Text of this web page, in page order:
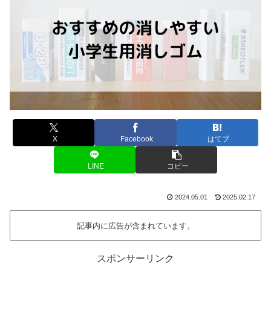
X Facebook はてブ
LINE コピー
2024.05.01 2025.02.17
記事内に広告が含まれています。
スポンサーリンク